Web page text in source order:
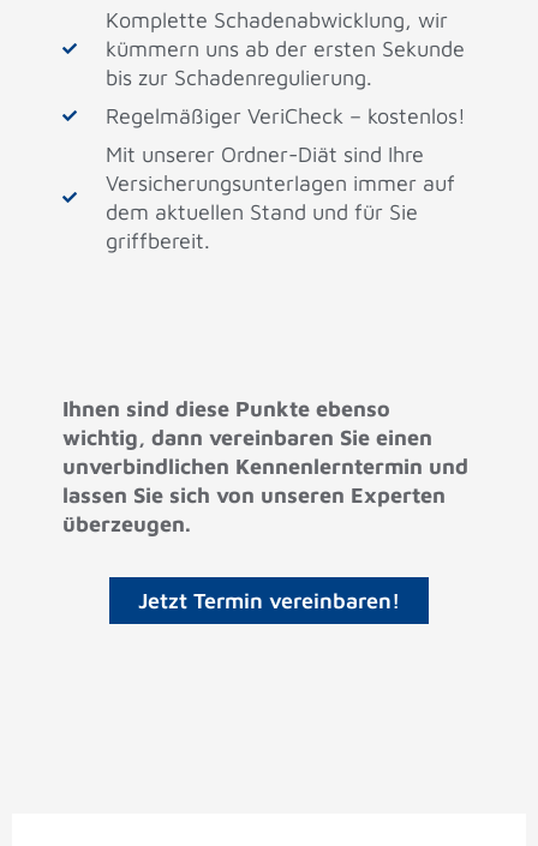
Komplette Schadenabwicklung, wir
kümmern uns ab der ersten Sekunde
bis zur Schadenregulierung.
Regelmäßiger VeriCheck – kostenlos!
Mit unserer Ordner-Diät sind Ihre
Versicherungsunterlagen immer auf
dem aktuellen Stand und für Sie
griffbereit.
Ihnen sind diese Punkte ebenso
wichtig, dann vereinbaren Sie einen
unverbindlichen Kennenlerntermin und
lassen Sie sich von unseren Experten
überzeugen.
Jetzt Termin vereinbaren!